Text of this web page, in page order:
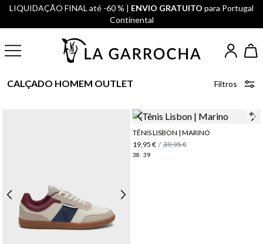
LIQUIDAÇÃO FINAL até -60 % | ENVIO GRATUITO para Portugal
Continental
CALÇADO HOMEM OUTLET Filtros
TÊNIS LISBON | MARINO
19,95 € / 39,95 €
38 39